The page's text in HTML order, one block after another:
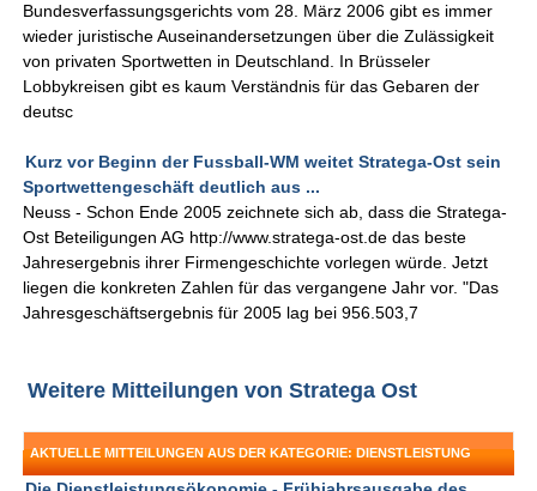
Bundesverfassungsgerichts vom 28. März 2006 gibt es immer
wieder juristische Auseinandersetzungen über die Zulässigkeit
von privaten Sportwetten in Deutschland. In Brüsseler
Lobbykreisen gibt es kaum Verständnis für das Gebaren der
deutsc
Kurz vor Beginn der Fussball-WM weitet Stratega-Ost sein
Sportwettengeschäft deutlich aus ...
Neuss - Schon Ende 2005 zeichnete sich ab, dass die Stratega-
Ost Beteiligungen AG http://www.stratega-ost.de das beste
Jahresergebnis ihrer Firmengeschichte vorlegen würde. Jetzt
liegen die konkreten Zahlen für das vergangene Jahr vor. "Das
Jahresgeschäftsergebnis für 2005 lag bei 956.503,7
Weitere Mitteilungen von Stratega Ost
AKTUELLE MITTEILUNGEN AUS DER KATEGORIE: DIENSTLEISTUNG